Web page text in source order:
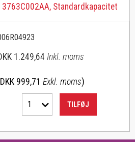
Standardkapacitet
1.249,64 Inkl. moms
999,71 Exkl. moms)
1 TILFØJ